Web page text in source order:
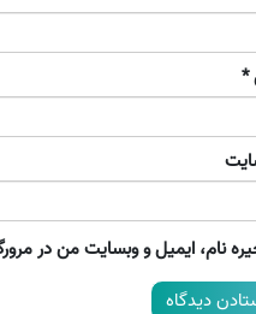
*
نام، ایمیل و وبسایت من در